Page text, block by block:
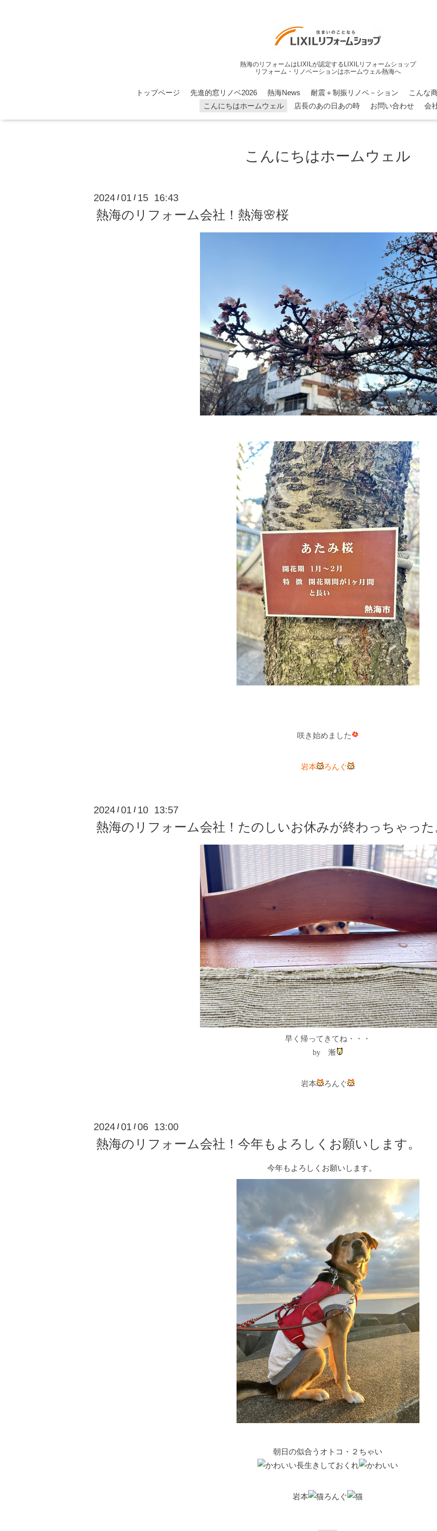
熱海のリフォームはLIXILが認定するLIXILリフォームショップ
リフォーム・リノベーションはホームウェル熱海へ
トップページ 先進的窓リノベ2026 熱海News 耐震＋制振リノベ－ション
こんな
こんにちはホームウェル
店長のあの日あの時 お問い合わせ 会
こんにちはホームウェル
2024 /01 / 15 16:43
熱海のリフォーム会社！熱海🌸桜
咲き始めました
岩本 ろんぐ
2024 /01 / 10 13:57
熱海のリフォーム会社！たのしいお休みが終わっちゃっ
早く帰ってきてね・・・
by 漸
岩本 ろんぐ
2024 /01 /06 13:00
熱海のリフォーム会社！今年もよろしくお願いします。
今年もよろしくお願いします。
朝日の似合うオトコ・２ちゃい
長生きしておくれ
岩本 ろんぐ